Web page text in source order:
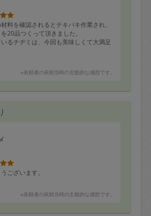
料を確認されるとテキパキ作業され、
20品つくって頂きました。
るチヂミは、今回も美味しくて大満足
くお願いいたします！
※依頼者の依頼当時の主観的な感想です。
ございます。
※依頼者の依頼当時の主観的な感想です。